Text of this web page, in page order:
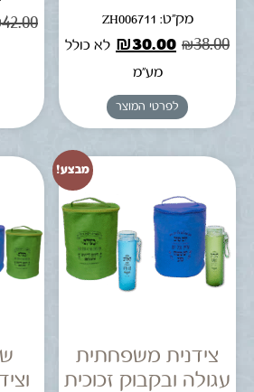
מק"ט: ZH006711
₪38.00
₪30.00
לא כולל
מע"מ
לפרטי המוצר
42.00
מבצע!
צידנית משפחתית
עגולה ובקבוק זכוכית